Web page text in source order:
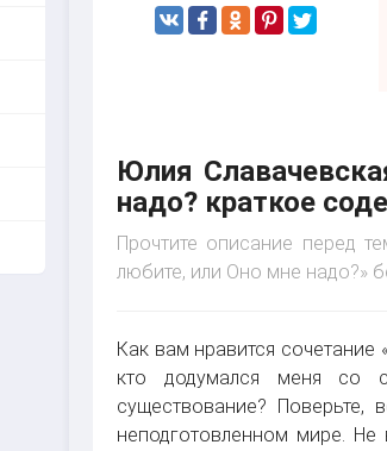
Юлия
надо? краткое
Прочтите описание перед
любите, или Оно мне надо?»
Как вам нравится
кто додумался меня со
существование?
неподготовленном мире.